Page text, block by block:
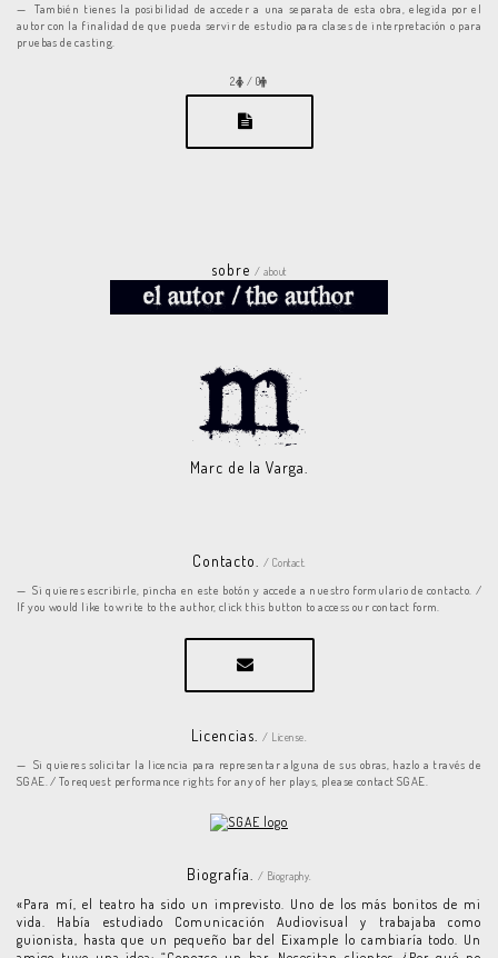
También tienes la posibilidad de acceder a una separata de esta obra, elegida por el
autor con la finalidad de que pueda servir de estudio para clases de interpretación o para
pruebas de casting.
2 / 0
sobre/ about
Marc de la Varga.
Contacto. / Contact.
Si quieres escribirle, pincha en este botón y accede a nuestro formulario de contacto. /
If you would like to write to the author, click this button to access our contact form.
Licencias. / License.
Si quieres solicitar la licencia para representar alguna de sus obras, hazlo a través de
SGAE. / To request performance rights for any of her plays, please contact SGAE.
Biografía. / Biography.
«Para mí, el teatro ha sido un imprevisto. Uno de los más bonitos de mi
vida. Había estudiado Comunicación Audiovisual y trabajaba como
guionista, hasta que un pequeño bar del Eixample lo cambiaría todo. Un